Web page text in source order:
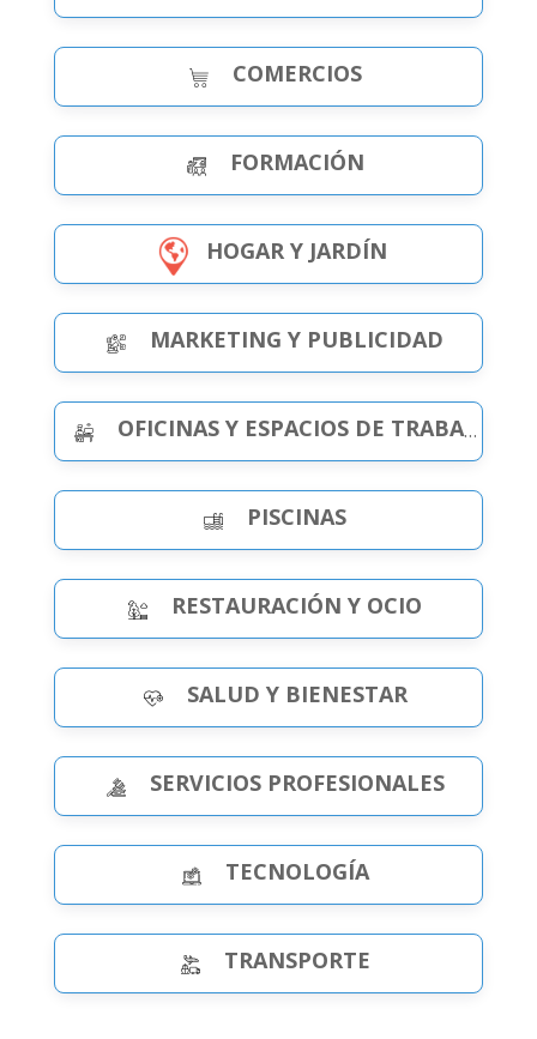
COMERCIOS
FORMACIÓN
HOGAR Y JARDÍN
MARKETING Y PUBLICIDAD
OFICINAS Y ESPACIOS DE TRABAJO
PISCINAS
RESTAURACIÓN Y OCIO
SALUD Y BIENESTAR
SERVICIOS PROFESIONALES
TECNOLOGÍA
TRANSPORTE